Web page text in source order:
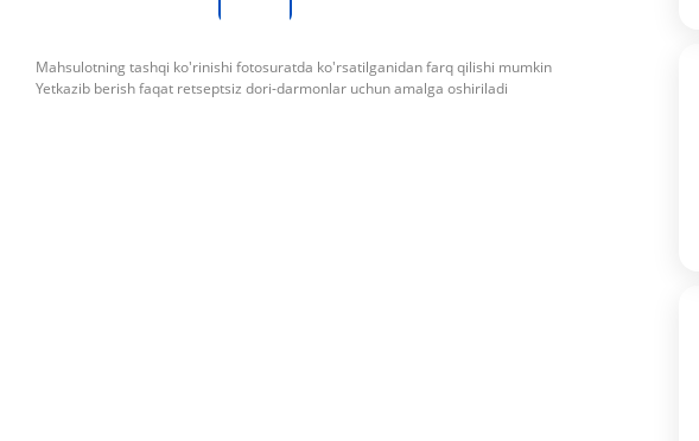
Mahsulotning tashqi ko'rinishi fotosuratda ko'rsatilganidan farq qilishi mumkin
Yetkazib berish faqat retseptsiz dori-darmonlar uchun amalga oshiriladi